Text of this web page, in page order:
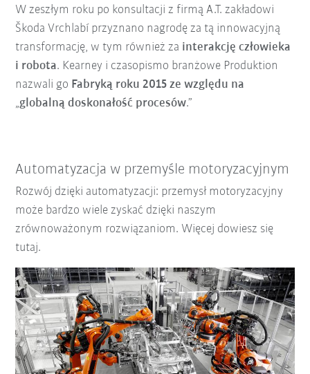
W zeszłym roku po konsultacji z firmą A.T. zakładowi
Škoda Vrchlabí przyznano nagrodę za tą innowacyjną
transformację, w tym również za interakcję człowieka
i robota. Kearney i czasopismo branżowe Produktion
nazwali go Fabryką roku 2015 ze względu na
„globalną doskonałość procesów.”
Automatyzacja w przemyśle motoryzacyjnym
Rozwój dzięki automatyzacji: przemysł motoryzacyjny
może bardzo wiele zyskać dzięki naszym
zrównoważonym rozwiązaniom. Więcej dowiesz się
tutaj.